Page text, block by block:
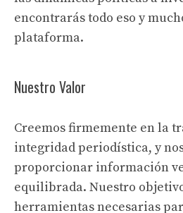
encontrarás todo eso y
plataforma.
Nuestro Valor
Creemos firmemente en la
integridad periodística, y
proporcionar información
equilibrada. Nuestro
herramientas necesarias